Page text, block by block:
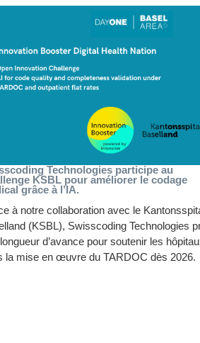
Technologies participe au
KSBL pour améliorer le codage
grâce à l’IA.
à notre collaboration avec le
(KSBL), Swisscoding Technologies
d’avance pour soutenir les
la mise en œuvre du TARDOC dès 2026.